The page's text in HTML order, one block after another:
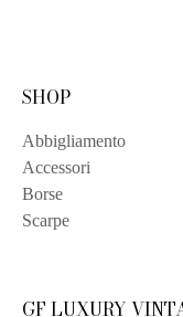
SHOP
Abbigliamento
Accessori
Borse
Scarpe
GF LUXURY